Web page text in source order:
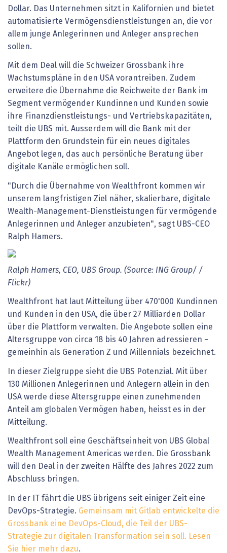
Dollar. Das Unternehmen sitzt in Kalifornien und bietet
automatisierte Vermögensdienstleistungen an, die vor
allem junge Anlegerinnen und Anleger ansprechen
sollen.
Mit dem Deal will die Schweizer Grossbank ihre
Wachstumspläne in den USA vorantreiben. Zudem
erweitere die Übernahme die Reichweite der Bank im
Segment vermögender Kundinnen und Kunden sowie
ihre Finanzdienstleistungs- und Vertriebskapazitäten,
teilt die UBS mit. Ausserdem will die Bank mit der
Plattform den Grundstein für ein neues digitales
Angebot legen, das auch persönliche Beratung über
digitale Kanäle ermöglichen soll.
"Durch die Übernahme von Wealthfront kommen wir
unserem langfristigen Ziel näher, skalierbare, digitale
Wealth-Management-Dienstleistungen für vermögende
Anlegerinnen und Anleger anzubieten", sagt UBS-CEO
Ralph Hamers.
Ralph Hamers, CEO, UBS Group. (Source: ING Group/ /
Flickr)
Wealthfront hat laut Mitteilung über 470'000 Kundinnen
und Kunden in den USA, die über 27 Milliarden Dollar
über die Plattform verwalten. Die Angebote sollen eine
Altersgruppe von circa 18 bis 40 Jahren adressieren –
gemeinhin als Generation Z und Millennials bezeichnet.
In dieser Zielgruppe sieht die UBS Potenzial. Mit über
130 Millionen Anlegerinnen und Anlegern allein in den
USA werde diese Altersgruppe einen zunehmenden
Anteil am globalen Vermögen haben, heisst es in der
Mitteilung.
Wealthfront soll eine Geschäftseinheit von UBS Global
Wealth Management Americas werden. Die Grossbank
will den Deal in der zweiten Hälfte des Jahres 2022 zum
Abschluss bringen.
In der IT fährt die UBS übrigens seit einiger Zeit eine
DevOps-Strategie. Gemeinsam mit Gitlab entwickelte die
Grossbank eine DevOps-Cloud, die Teil der UBS-
Strategie zur digitalen Transformation sein soll. Lesen
Sie hier mehr dazu.